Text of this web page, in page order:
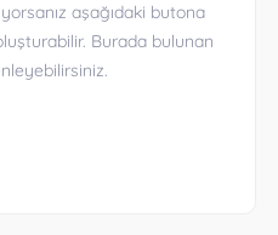
aşağıdaki butona
Burada bulunan